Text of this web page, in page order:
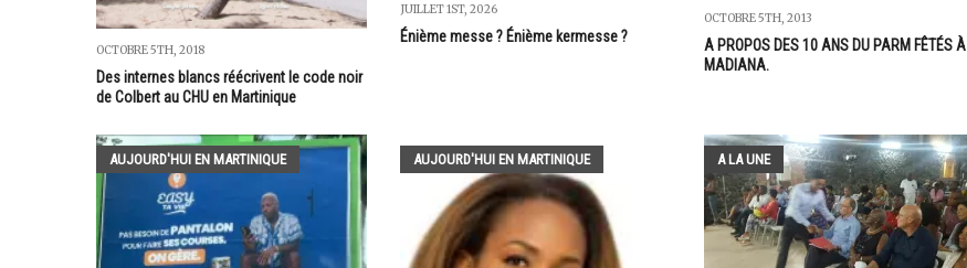
OCTOBRE 5TH, 2018
Des internes blancs réécrivent le code noir
de Colbert au CHU en Martinique
JUILLET 1ST, 2026
Énième messe ? Énième kermesse ?
OCTOBRE 5TH, 2013
A PROPOS DES 10 ANS DU PARM FÊTÉS À
MADIANA.
AUJOURD'HUI EN MARTINIQUE AUJOURD'HUI EN MARTINIQUE A LA UNE